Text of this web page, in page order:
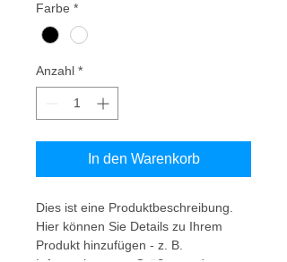
Farbe *
Anzahl *
In den Warenkorb
Dies ist eine Produktbeschreibung.
Hier können Sie Details zu Ihrem
Produkt hinzufügen - z. B.